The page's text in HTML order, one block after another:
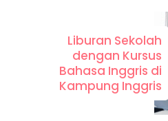
Liburan Sekolah
dengan Kursus
Bahasa Inggris di
Kampung Inggris